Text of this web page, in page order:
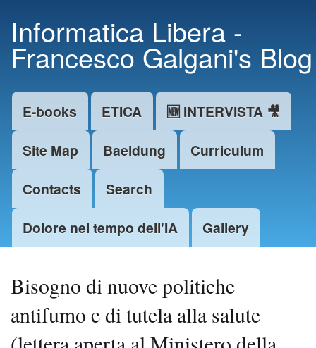
main
content
Informatica Libera -
Francesco Galgani's Blog
Main menu
E-books ETICA
🆕 INTERVISTA 🎥
Site Map
Baeldung
Curriculum
Contacts
Search
Dolore nel tempo dell'IA
Gallery
Bisogno di nuove politiche
antifumo e di tutela alla salute